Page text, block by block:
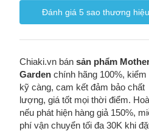
Đánh giá 5sao thương hiệu
Chiaki.vn bán sản phẩm
Garden chính hãng 100%, kiểm
kỹ càng, cam kết đảm bảo chất
lượng, giá tốt mọi thời điểm.
nếu phát hiện hàng giả 150%,
phí vận chuyển tối đa 30K khi